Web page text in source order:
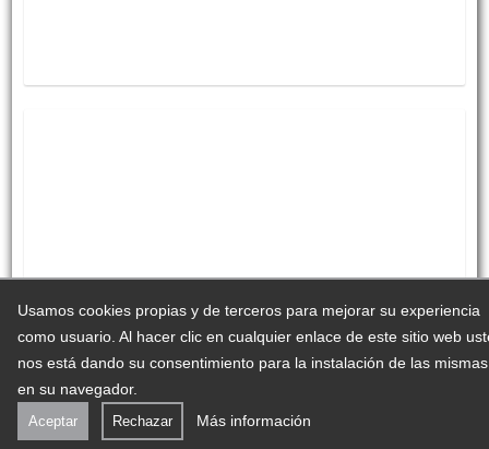
Usamos cookies propias y de terceros para mejorar su experiencia
como usuario. Al hacer clic en cualquier enlace de este sitio web
nos está dando su consentimiento para la instalación de las mismas
en su navegador.
Aceptar Rechazar Más información